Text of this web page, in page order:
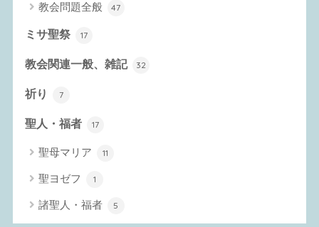
教会問題全般 47
ミサ聖祭 17
教会関連一般、雑記 32
祈り 7
聖人・福者 17
聖母マリア 11
聖ヨゼフ 1
諸聖人・福者 5